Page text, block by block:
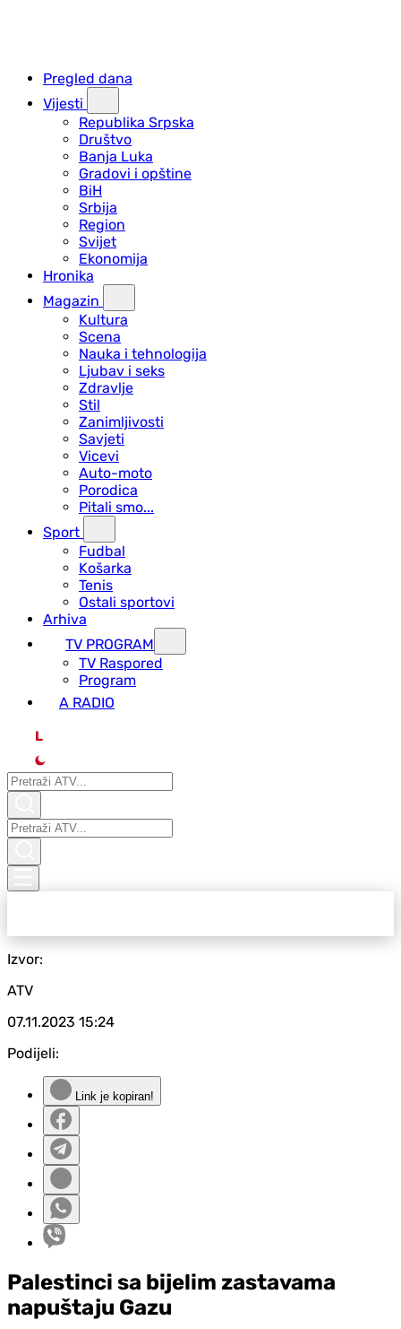
Pregled dana
Vijesti
Republika Srpska
Društvo
Banja Luka
Gradovi i opštine
BiH
Srbija
Region
Svijet
Ekonomija
Hronika
Magazin
Kultura
Scena
Nauka i tehnologija
Ljubav i seks
Zdravlje
Stil
Zanimljivosti
Savjeti
Vicevi
Auto-moto
Porodica
Pitali smo...
Sport
Fudbal
Košarka
Tenis
Ostali sportovi
Arhiva
TV PROGRAM
ТV Raspored
Program
A RADIO
L
Izvor:
ATV
07.11.2023 15:24
Podijeli:
Link je kopiran!
Palestinci sa bijelim zastavama
napuštaju Gazu